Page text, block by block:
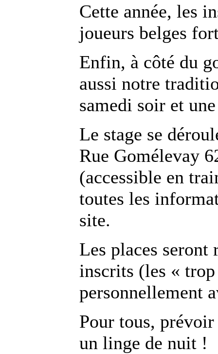
Cette année, les
joueurs belges
Enfin, à côté du
aussi notre
samedi soir et
Le stage se
Rue Gomélevay
(accessible en
toutes les
site.
Les places seront
inscrits (les «
personnellement
Pour tous, prévoir
un linge de nuit !